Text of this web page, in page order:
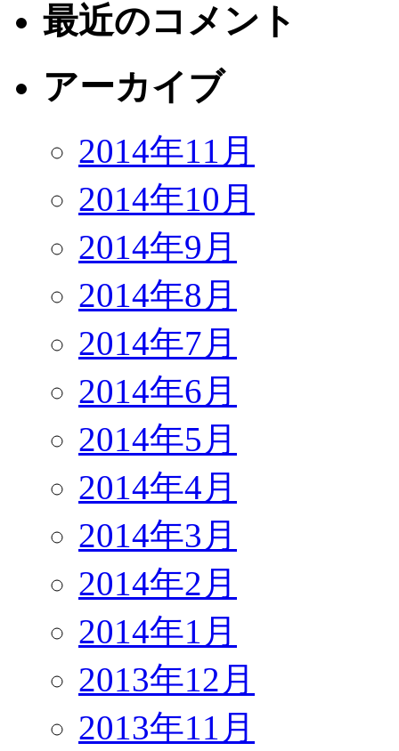
最近のコメント
アーカイブ
2014年11月
2014年10月
2014年9月
2014年8月
2014年7月
2014年6月
2014年5月
2014年4月
2014年3月
2014年2月
2014年1月
2013年12月
2013年11月